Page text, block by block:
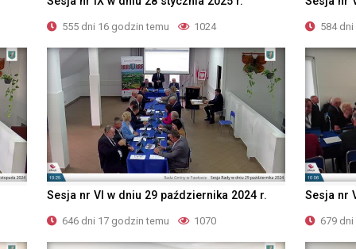
555 dni 16 godzin temu 1024 584
Sesja nr VI w dniu 29 października 2024 r.
646 dni 17 godzin temu 1070
Sesja nr
679